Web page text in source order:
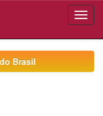
Brasil